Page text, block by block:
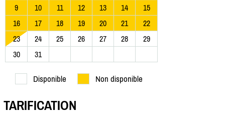
9
10 11 12 13 14
15
16
17 18 19 20 21
22
23
24 25 26 27 28
29
30
31
Disponible Non disponible
TARIFICATION